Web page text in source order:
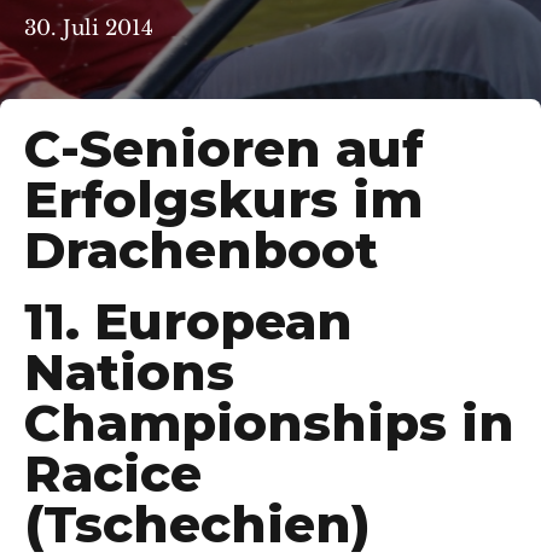
30. Juli 2014
C-Senioren auf
Erfolgskurs im
Drachenboot
11. European
Nations
Championships in
Racice
(Tschechien)